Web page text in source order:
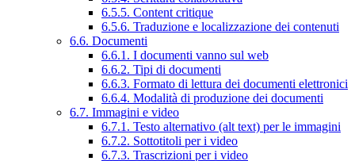
6.5.5. Content critique
6.5.6. Traduzione e localizzazione dei contenuti
6.6. Documenti
6.6.1. I documenti vanno sul web
6.6.2. Tipi di documenti
6.6.3. Formato di lettura dei documenti elettronici
6.6.4. Modalità di produzione dei documenti
6.7. Immagini e video
6.7.1. Testo alternativo (alt text) per le immagini
6.7.2. Sottotitoli per i video
6.7.3. Trascrizioni per i video